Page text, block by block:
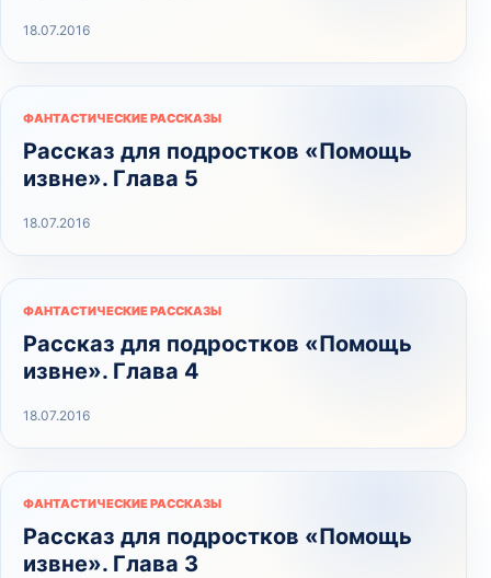
18.07.2016
ФАНТАСТИЧЕСКИЕ РАССКАЗЫ
Рассказ для подростков «Помощь
извне». Глава 5
18.07.2016
ФАНТАСТИЧЕСКИЕ РАССКАЗЫ
Рассказ для подростков «Помощь
извне». Глава 4
18.07.2016
ФАНТАСТИЧЕСКИЕ РАССКАЗЫ
Рассказ для подростков «Помощь
извне». Глава 3